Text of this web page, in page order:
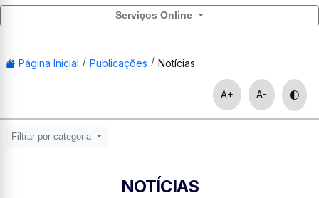
Serviços Online
Página Inicial Publicações Notícias
A+ A-
Filtrar por categoria
NOTÍCIAS